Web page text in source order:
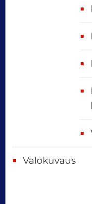
Valokuvaus